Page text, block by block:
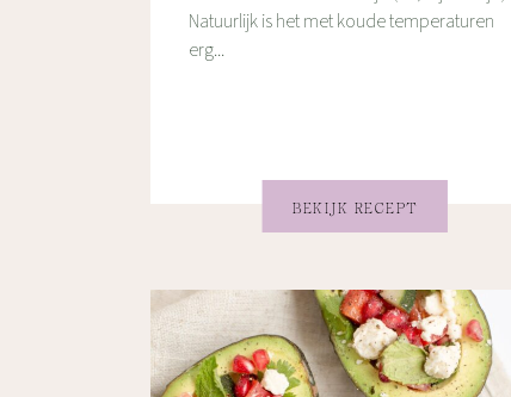
Natuurlijk is het met koude temperaturen
erg...
BEKIJK RECEPT